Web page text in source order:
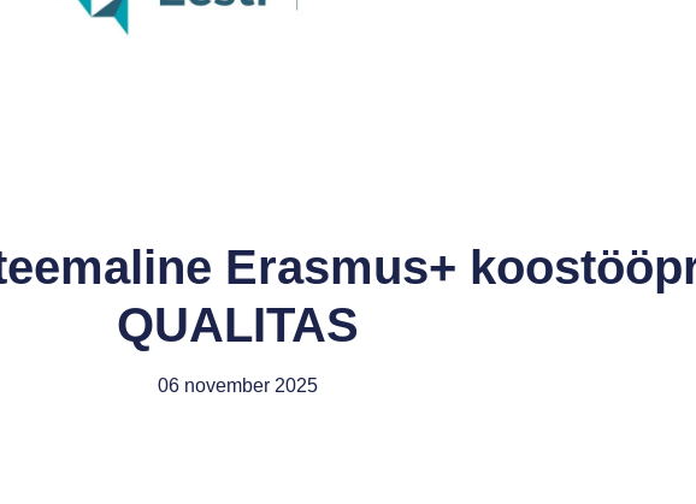
Erasmus+
QUALITAS
06 november 2025